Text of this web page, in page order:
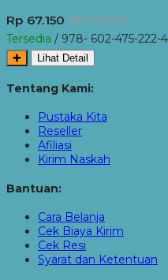
Rp 67.150 Rp 79.000
Tersedia / 978- 602-475-222-4
✚ Lihat Detail
Tentang Kami:
Pustaka Kita
Reseller
Afiliasi
Kirim Naskah
Bantuan:
Cara Belanja
Cek Biaya Kirim
Cek Resi
Syarat dan Ketentuan